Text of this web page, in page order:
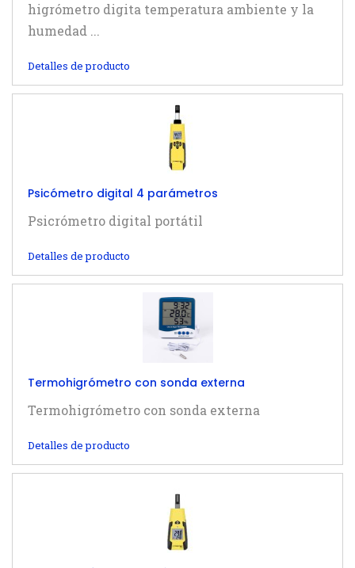
higrómetro digita temperatura ambiente y la
humedad ...
Detalles de producto
Psicómetro digital 4 parámetros
Psicrómetro digital portátil
Detalles de producto
Termohigrómetro con sonda externa
Termohigrómetro con sonda externa
Detalles de producto